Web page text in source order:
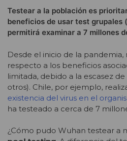
Testear a la población es
beneficios de usar test grupales
permitirá examinar a 7 millones
Desde el inicio de la
respecto a los beneficios
limitada, debido a la escasez
otros). Chile, por ejemplo,
existencia del virus en el
ha testeado a cerca de 7
¿Cómo pudo Wuhan testear a